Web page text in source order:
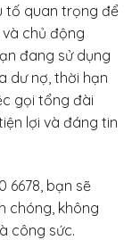
tố quan trọng để
chủ động
đang sử dụng
dư nợ, thời hạn
gọi tổng đài
lợi và đáng tin
6678, bạn sẽ
chóng, không
công sức.